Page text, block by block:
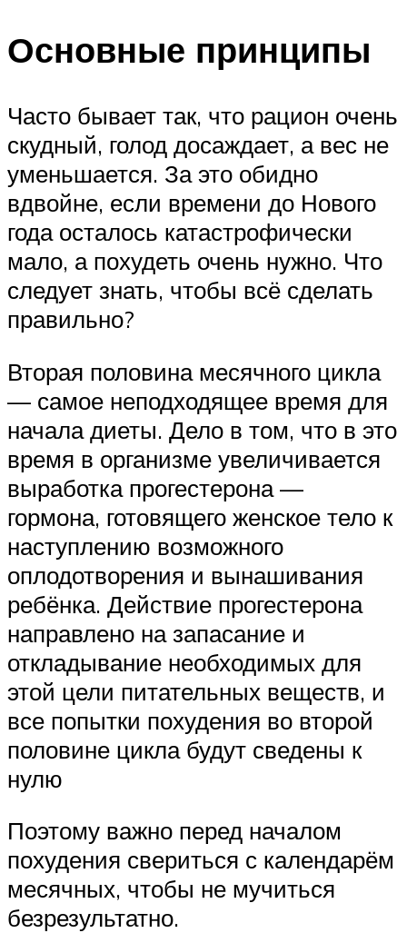
Основные принципы
Часто бывает так, что рацион очень
скудный, голод досаждает, а вес не
уменьшается. За это обидно
вдвойне, если времени до Нового
года осталось катастрофически
мало, а похудеть очень нужно. Что
следует знать, чтобы всё сделать
правильно?
Вторая половина месячного цикла
— самое неподходящее время для
начала диеты. Дело в том, что в это
время в организме увеличивается
выработка прогестерона —
гормона, готовящего женское тело к
наступлению возможного
оплодотворения и вынашивания
ребёнка. Действие прогестерона
направлено на запасание и
откладывание необходимых для
этой цели питательных веществ, и
все попытки похудения во второй
половине цикла будут сведены к
нулю
Поэтому важно перед началом
похудения свериться с календарём
месячных, чтобы не мучиться
безрезультатно.